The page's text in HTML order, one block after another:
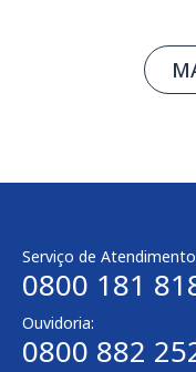
Serviço de
0800 181
Ouvidoria:
0800 882